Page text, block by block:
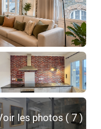
les photos ( 7 )